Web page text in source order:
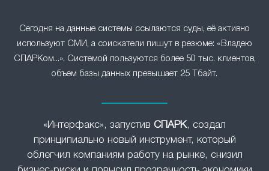
Сегодня на данные системы ссылаются суды, её активно
используют СМИ, а соискатели пишут в резюме: «Владею
СПАРКом...». Системой пользуются более 50 тыс. клиентов,
объем базы данных превышает 25 Тбайт.
«Интерфакс», запустив СПАРК, создал
принципиально новый инструмент, который
облегчил компаниям работу на рынке, снизил